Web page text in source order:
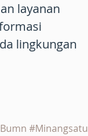
layanan
lingkungan
#Minangsatu